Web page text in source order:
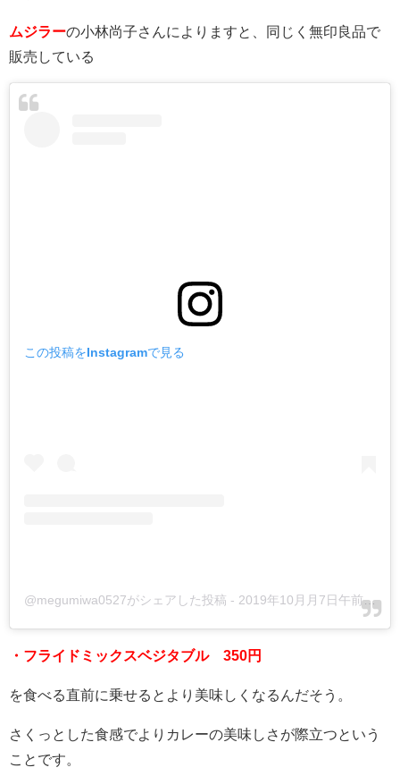
ムジラーの小林尚子さんによりますと、同じく無印良品で
販売している
この投稿をInstagramで見る
@megumiwa0527がシェアした投稿 - 2019年10月月7日午前1時50分PDT
・フライドミックスベジタブル 350円
を食べる直前に乗せるとより美味しくなるんだそう。
さくっとした食感でよりカレーの美味しさが際立つという
ことです。